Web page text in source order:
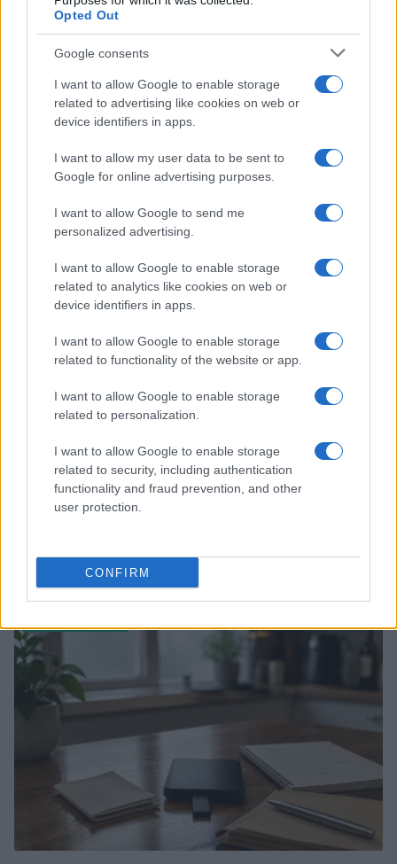
Opted Out
Google consents
I want to allow Google to enable storage
related to advertising like cookies on web or
device identifiers in apps.
I want to allow my user data to be sent to
Google for online advertising purposes.
I want to allow Google to send me
personalized advertising.
I want to allow Google to enable storage
related to analytics like cookies on web or
device identifiers in apps.
I want to allow Google to enable storage
related to functionality of the website or app.
I want to allow Google to enable storage
related to personalization.
I want to allow Google to enable storage
related to security, including authentication
functionality and fraud prevention, and other
user protection.
CONFIRM
Cómo evaluar un exchange de criptomonedas: licencias,
Criptomonedas en 2026: análisis de precios y adopción global
Lucía Herrera · 10 Ago 2026